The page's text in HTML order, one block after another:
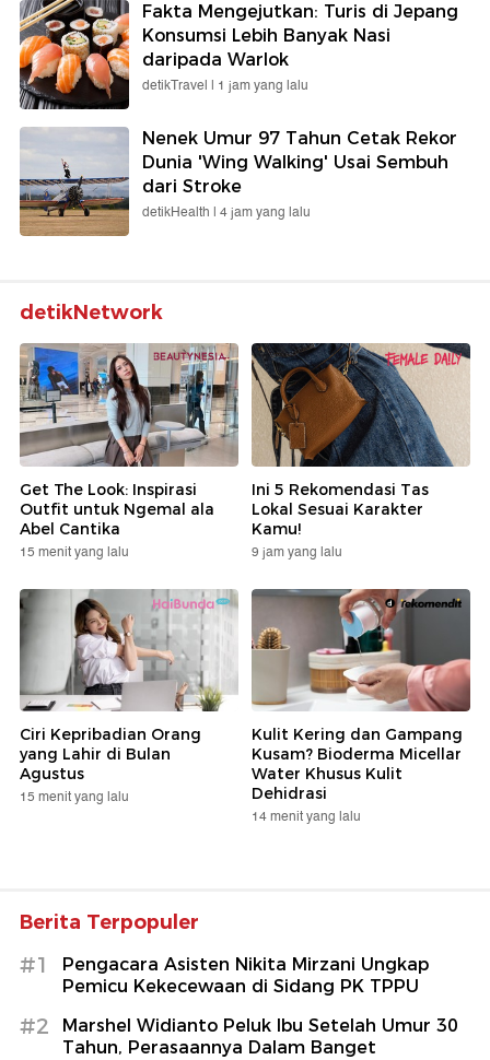
Fakta Mengejutkan: Turis di Jepang
Konsumsi Lebih Banyak Nasi
daripada Warlok
detikTravel | 1 jam yang lalu
Nenek Umur 97 Tahun Cetak Rekor
Dunia 'Wing Walking' Usai Sembuh
dari Stroke
detikHealth | 4 jam yang lalu
detikNetwork
Get The Look: Inspirasi
Outfit untuk Ngemal ala
Abel Cantika
15 menit yang lalu
Ini 5 Rekomendasi Tas
Lokal Sesuai Karakter
Kamu!
9 jam yang lalu
Ciri Kepribadian Orang
yang Lahir di Bulan
Agustus
15 menit yang lalu
Kulit Kering dan Gampang
Kusam? Bioderma Micellar
Water Khusus Kulit
Dehidrasi
14 menit yang lalu
Berita Terpopuler
#1
Pengacara Asisten Nikita Mirzani Ungkap
Pemicu Kekecewaan di Sidang PK TPPU
#2
Marshel Widianto Peluk Ibu Setelah Umur 30
Tahun, Perasaannya Dalam Banget